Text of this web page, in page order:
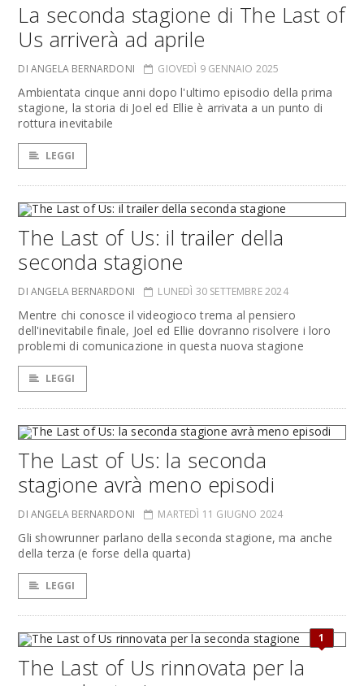
La seconda stagione di The Last of
Us arriverà ad aprile
DI ANGELA BERNARDONI GIOVEDÌ 9 GENNAIO 2025
Ambientata cinque anni dopo l'ultimo episodio della prima
stagione, la storia di Joel ed Ellie è arrivata a un punto di
rottura inevitabile
LEGGI
The Last of Us: il trailer della
seconda stagione
DI ANGELA BERNARDONI LUNEDÌ 30 SETTEMBRE 2024
Mentre chi conosce il videogioco trema al pensiero
dell'inevitabile finale, Joel ed Ellie dovranno risolvere i loro
problemi di comunicazione in questa nuova stagione
LEGGI
The Last of Us: la seconda
stagione avrà meno episodi
DI ANGELA BERNARDONI MARTEDÌ 11 GIUGNO 2024
Gli showrunner parlano della seconda stagione, ma anche
della terza (e forse della quarta)
LEGGI
1
The Last of Us rinnovata per la